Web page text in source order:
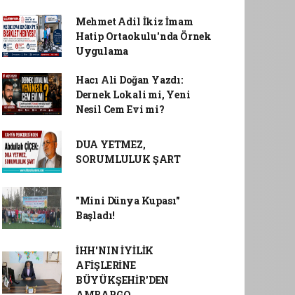
Mehmet Adil İkiz İmam
Hatip Ortaokulu'nda Örnek
Uygulama
Hacı Ali Doğan Yazdı:
Dernek Lokali mi, Yeni
Nesil Cem Evi mi?
DUA YETMEZ,
SORUMLULUK ŞART
"Mini Dünya Kupası"
Başladı!
İHH'NIN İYİLİK
AFİŞLERİNE
BÜYÜKŞEHİR'DEN